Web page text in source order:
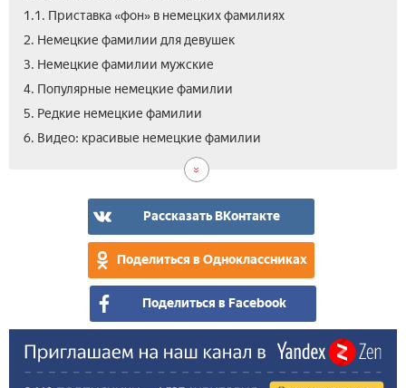
1.1. Приставка «фон» в немецких фамилиях
2. Немецкие фамилии для девушек
3. Немецкие фамилии мужские
4. Популярные немецкие фамилии
5. Редкие немецкие фамилии
6. Видео: красивые немецкие фамилии
Рассказать ВКонтакте
Поделиться в Одноклассниках
Поделиться в Facebook